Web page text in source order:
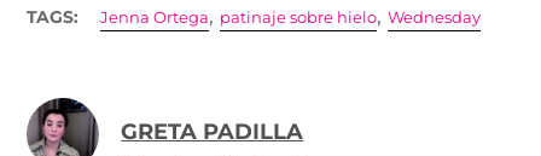
TAGS: Jenna Ortega, patinaje sobre hielo,Wednesday
GRETA PADILLA